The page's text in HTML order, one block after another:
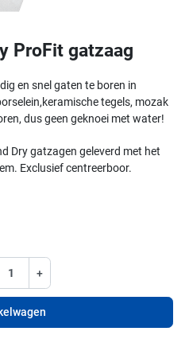
ProFit gatzaag
en snel gaten te boren in
tegels, mozak
dus geen geknoei met water!
Dry gatzagen geleverd met het
Exclusief centreerboor.
+